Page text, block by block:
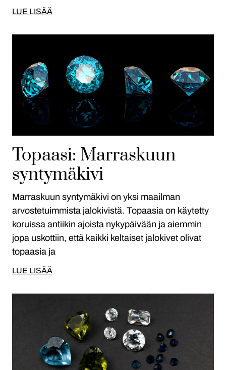
LUE LISÄÄ
Topaasi: Marraskuun
syntymäkivi
Marraskuun syntymäkivi on yksi maailman
arvostetuimmista jalokivistä. Topaasia on käytetty
koruissa antiikin ajoista nykypäivään ja aiemmin
jopa uskottiin, että kaikki keltaiset jalokivet olivat
topaasia ja
LUE LISÄÄ